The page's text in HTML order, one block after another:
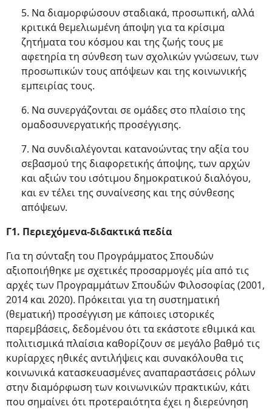
5. Να διαμορφώσουν σταδιακά, προσωπική, αλλά
κριτικά θεμελιωμένη άποψη για τα κρίσιμα
ζητήματα του κόσμου και της ζωής τους με
αφετηρία τη σύνθεση των σχολικών γνώσεων, των
προσωπικών τους απόψεων και της κοινωνικής
εμπειρίας τους.
6. Να συνεργάζονται σε ομάδες στο πλαίσιο της
ομαδοσυνεργατικής προσέγγισης.
7. Να συνδιαλέγονται κατανοώντας την αξία του
σεβασμού της διαφορετικής άποψης, των αρχών
και αξιών του ισότιμου δημοκρατικού διαλόγου,
και εν τέλει της συναίνεσης και της σύνθεσης
απόψεων.
Γ1. Περιεχόμενα-διδακτικά πεδία
Για τη σύνταξη του Προγράμματος Σπουδών
αξιοποιήθηκε με σχετικές προσαρμογές μία από τις
αρχές των Προγραμμάτων Σπουδών Φιλοσοφίας (2001,
2014 και 2020). Πρόκειται για τη συστηματική
(θεματική) προσέγγιση με κάποιες ιστορικές
παρεμβάσεις, δεδομένου ότι τα εκάστοτε εθιμικά και
πολιτισμικά πλαίσια καθορίζουν σε μεγάλο βαθμό τις
κυρίαρχες ηθικές αντιλήψεις και συνακόλουθα τις
κοινωνικά κατασκευασμένες αναπαραστάσεις ρόλων
στην διαμόρφωση των κοινωνικών πρακτικών, κάτι
που σημαίνει ότι προτεραιότητα έχει η διερεύνηση